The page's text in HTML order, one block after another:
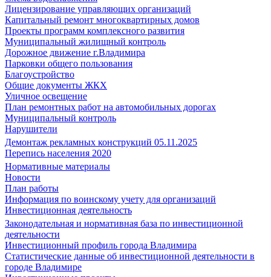
Лицензирование управляющих организаций
Капитальный ремонт многоквартирных домов
Проекты программ комплексного развития
Муниципальный жилищный контроль
Дорожное движение г.Владимира
Парковки общего пользования
Благоустройство
Общие документы ЖКХ
Уличное освещение
План ремонтных работ на автомобильных дорогах
Муниципальный контроль
Нарушители
Демонтаж рекламных конструкций 05.11.2025
Перепись населения 2020
Нормативные материалы
Новости
План работы
Информация по воинскому учету для организаций
Инвестиционная деятельность
Законодательная и нормативная база по инвестиционной
деятельности
Инвестиционный профиль города Владимира
Статистические данные об инвестиционной деятельности в
городе Владимире